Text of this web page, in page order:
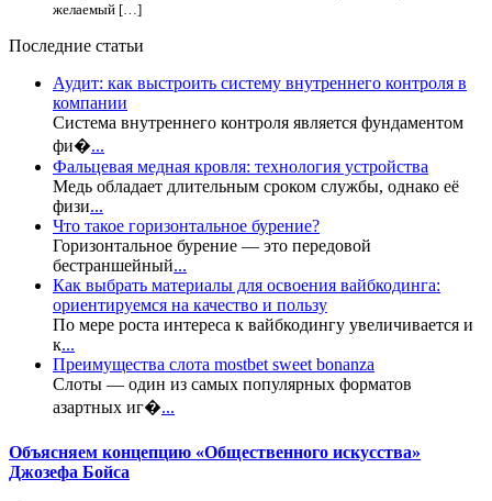
желаемый […]
Последние статьи
Аудит: как выстроить систему внутреннего контроля в
компании
Система внутреннего контроля является фундаментом
фи�...
Фальцевая медная кровля: технология устройства
Медь обладает длительным сроком службы, однако её
физи...
Что такое горизонтальное бурение?
Горизонтальное бурение — это передовой
бестраншейный...
Как выбрать материалы для освоения вайбкодинга:
ориентируемся на качество и пользу
По мере роста интереса к вайбкодингу увеличивается и
к...
Преимущества слота mostbet sweet bonanza
Слоты — один из самых популярных форматов
азартных иг�...
Объясняем концепцию «Общественного искусства»
Джозефа Бойса